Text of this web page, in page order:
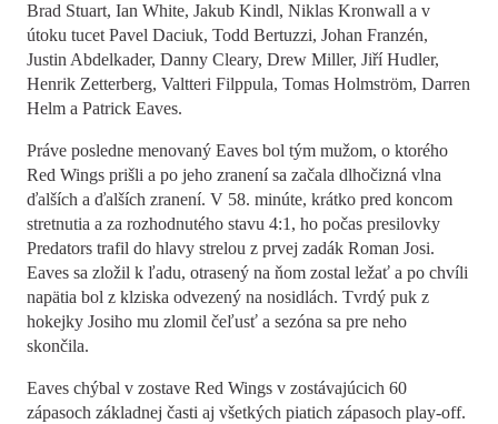
Brad Stuart, Ian White, Jakub Kindl, Niklas Kronwall a v
útoku tucet Pavel Daciuk, Todd Bertuzzi, Johan Franzén,
Justin Abdelkader, Danny Cleary, Drew Miller, Jiří Hudler,
Henrik Zetterberg, Valtteri Filppula, Tomas Holmström, Darren
Helm a Patrick Eaves.
Práve posledne menovaný Eaves bol tým mužom, o ktorého
Red Wings prišli a po jeho zranení sa začala dlhočizná vlna
ďalších a ďalších zranení. V 58. minúte, krátko pred koncom
stretnutia a za rozhodnutého stavu 4:1, ho počas presilovky
Predators trafil do hlavy strelou z prvej zadák Roman Josi.
Eaves sa zložil k ľadu, otrasený na ňom zostal ležať a po chvíli
napätia bol z klziska odvezený na nosidlách. Tvrdý puk z
hokejky Josiho mu zlomil čeľusť a sezóna sa pre neho
skončila.
Eaves chýbal v zostave Red Wings v zostávajúcich 60
zápasoch základnej časti aj všetkých piatich zápasoch play-off.